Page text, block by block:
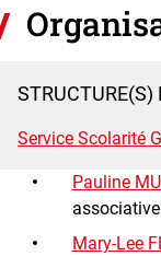
Service Scolarité
Pauline
associative
Mary-Lee